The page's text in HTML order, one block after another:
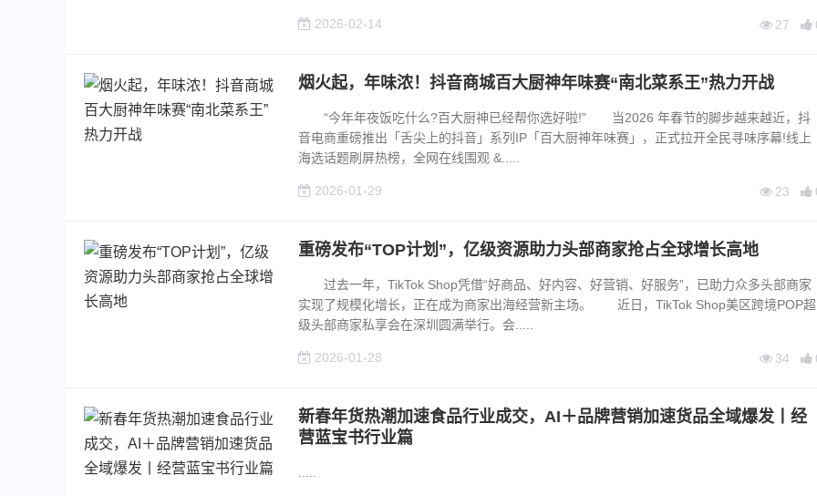
2026-02-14 27
烟火起，年味浓！抖音商城百大厨神年味赛“南北菜系王”热力开战
“今年年夜饭吃什么?百大厨神已经帮你选好啦!” 当2026 年春节的脚步越来越近，抖
音电商重磅推出「舌尖上的抖音」系列IP「百大厨神年味赛」，正式拉开全民寻味序幕!线上
海选话题刷屏热榜，全网在线围观 &.....
2026-01-29 23
重磅发布“TOP计划”，亿级资源助力头部商家抢占全球增长高地
过去一年，TikTok Shop凭借“好商品、好内容、好营销、好服务”，已助力众多头部商家
实现了规模化增长，正在成为商家出海经营新主场。 近日，TikTok Shop美区跨境POP超
级头部商家私享会在深圳圆满举行。会.....
2026-01-28 34
新春年货热潮加速食品行业成交，AI＋品牌营销加速货品全域爆发丨经
营蓝宝书行业篇